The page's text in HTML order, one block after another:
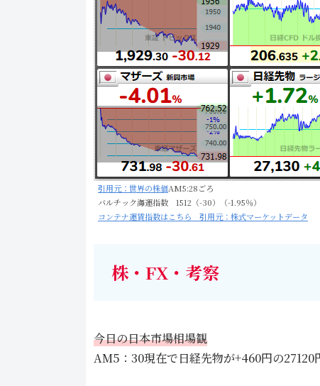
引用元：世界の株価AM5:28ごろ
バルチック海運指数 1512（-30）（-1.95％）
コンテナ運賃指数はこちら 引用元：株式マーケットデータ
株・FX・考察
今日の日本市場相場観
AM5：30現在で日経先物が+460円の27120